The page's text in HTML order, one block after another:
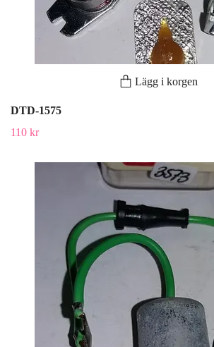
Lägg i korgen
DTD-1575
110 kr